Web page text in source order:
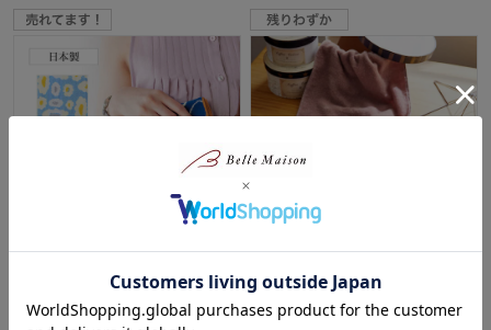
タイムセール
「ＳＯＵ・ＳＯＵ」にほんのも
よう 【日本製】 【累計販売数
71万点突破】
泉州産フェイスタオル”ナチュ
ラルスター”